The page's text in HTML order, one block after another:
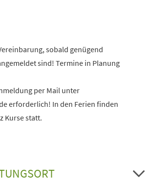
sobald genügend
sind! Termine in Planung
per Mail unter
erforderlich! In den Ferien finden
Kurse statt.